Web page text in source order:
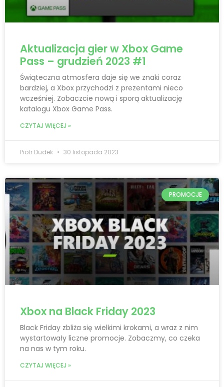
Aktualizacja gier w Xbox Game
Pass – grudzień 2023 #1
Świąteczna atmosfera daje się we znaki coraz
bardziej, a Xbox przychodzi z prezentami nieco
wcześniej. Zobaczcie nową i sporą aktualizację
katalogu Xbox Game Pass.
CZYTAJ WIĘCEJ »
Piotr Dudek 30 listopada 2023
PROMOCJE
Xbox na Black Friday 2023
Black Friday zbliża się wielkimi krokami, a wraz z nim
wystartowały liczne promocje. Zobaczmy, co czeka
na nas w tym roku.
CZYTAJ WIĘCEJ »